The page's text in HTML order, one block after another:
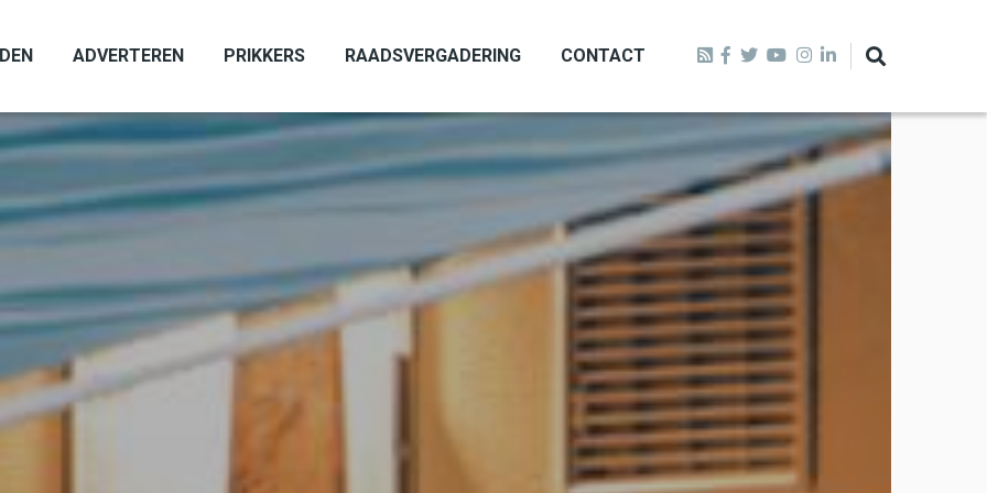
ADVERTEREN PRIKKERS RAADSVERGADERING CONTACT